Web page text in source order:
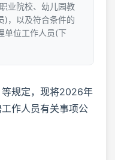
业院校、幼儿园教
)，以及符合条件的
单位工作人员(下
规定，现将2026年
作人员有关事项公